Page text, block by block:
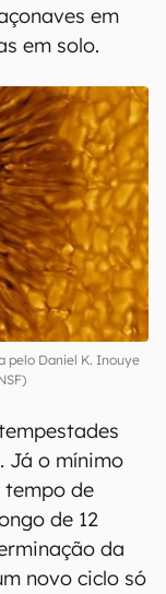
em
em solo.
pelo Daniel K. Inouye
Já o mínimo
tempo de
de 12
da
novo ciclo só